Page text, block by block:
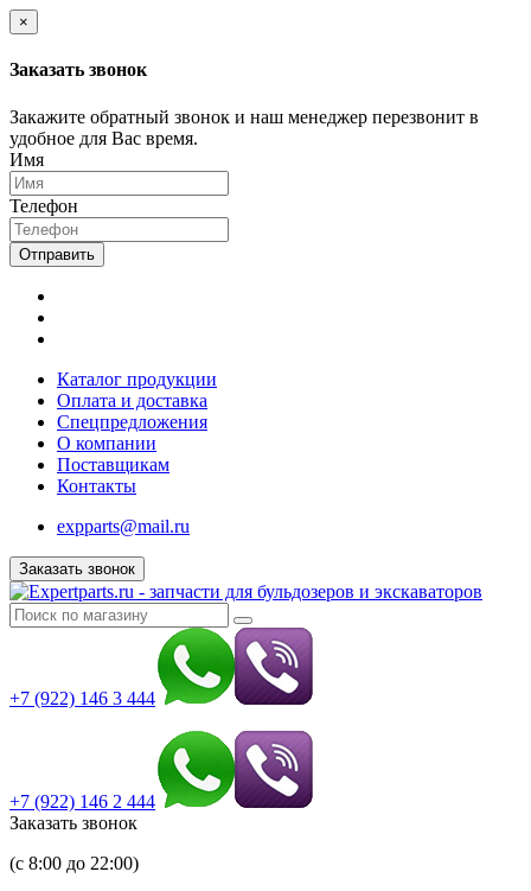
×
Заказать звонок
Закажите обратный звонок и наш менеджер перезвонит в
удобное для Вас время.
Имя
Телефон
Отправить
Каталог продукции
Оплата и доставка
Спецпредложения
О компании
Поставщикам
Контакты
expparts@mail.ru
Заказать звонок
+7 (922) 146 3 444
+7 (922) 146 2 444
Заказать звонок
(с 8:00 до 22:00)